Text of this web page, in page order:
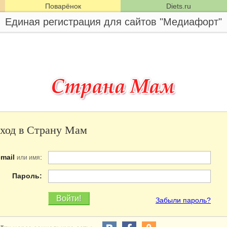
Поварёнок Diets.ru
Единая регистрация для сайтов "Медиафорт"
в Страну Мам
или имя:
Пароль:
Забыли пароль?